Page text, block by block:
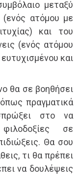
μεταξύ
(ενός ατόμου με
και του
(ενός ατόμου
και
θα σε βοηθήσει
πραγματικά
στο να
σε
Θα σου
τι θα πρέπει
να δουλέψεις